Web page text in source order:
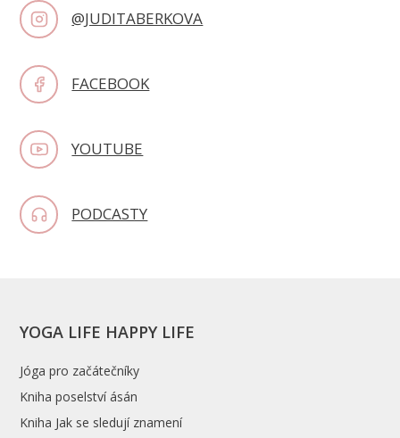
@JUDITABERKOVA
FACEBOOK
YOUTUBE
PODCASTY
YOGA LIFE HAPPY LIFE
Jóga pro začátečníky
Kniha poselství ásán
Kniha Jak se sledují znamení